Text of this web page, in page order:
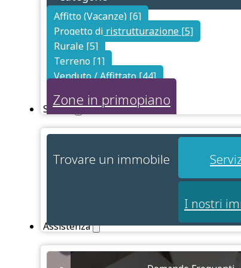
Affitto (Vacanze) [6]
Progetto di ristrutturazione [5]
Rurale [5]
Terreno [1]
Venduto / Affittato [44]
Zone in primopiano
Servizi
Trovare un immobile
I nostri
Assistenza